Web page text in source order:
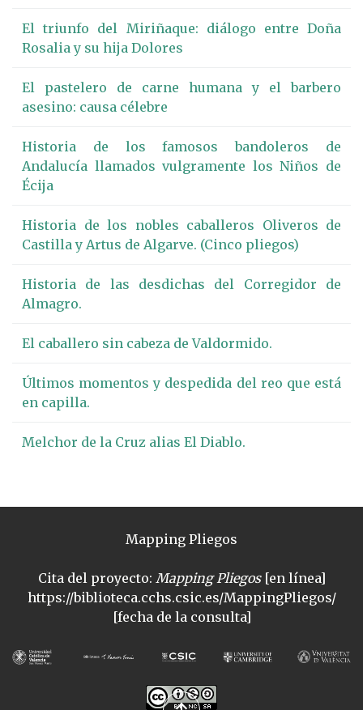
El triunfo del Miriñaque: diálogo entre Doña
Rosalia y su hija Dolores
El pastelero de carne humana y el barbero
asesino: causa célebre
Historia de los famosos bandoleros de
Andalucía llamados vulgramente los Niños de
Écija
Historia de los nobles caballeros Oliveros de
Castilla y Artus de Algarve. (Cinco pliegos)
Historia de las desdichas del Corregidor de
Almagro.
El caballero sin cabeza de Valdormido.
Últimos momentos y despedida del reo que está
en capilla.
Melchor de la Cruz alias El Diablo.
Mapping Pliegos
Cita del proyecto: Mapping Pliegos[en línea]
https://biblioteca.cchs.csic.es/MappingPliegos/
[fecha de la consulta]